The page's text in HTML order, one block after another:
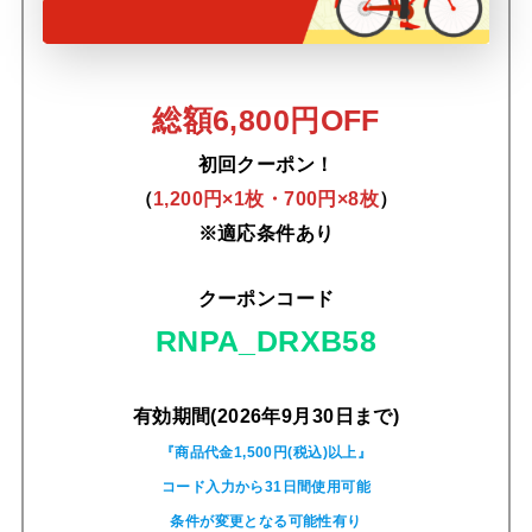
総額6,800円OFF
初回クーポン！
（1,200円×1枚・700円×8枚）
※適応条件あり
クーポンコード
RNPA_DRXB58
有効期間(2026年9月30日まで)
『商品代金1,500円(税込)以上』
コード入力から31日間使用可能
条件が変更となる可能性有り